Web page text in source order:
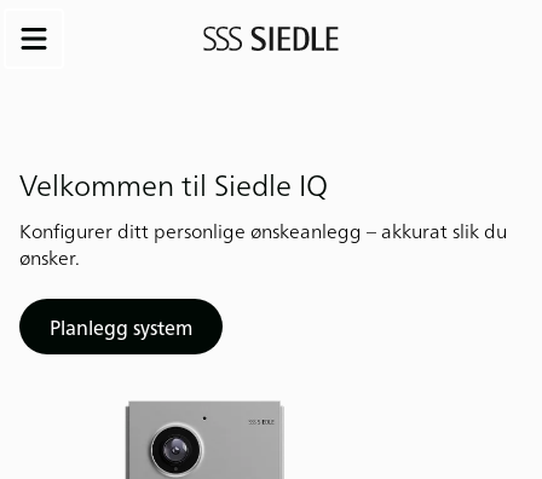
Velkommen til Siedle IQ
Konfigurer ditt personlige ønskeanlegg – akkurat slik du
ønsker.
Planlegg system